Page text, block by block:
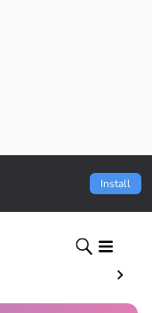
Install